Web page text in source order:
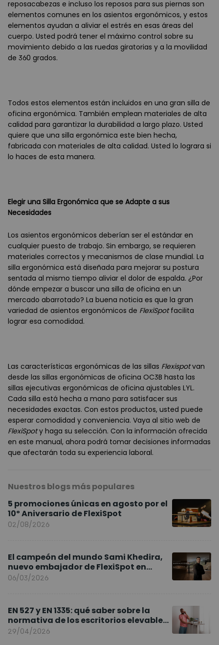
reposacabezas e incluso los reposos para sus piernas son
elementos comunes en los asientos ergonómicos, y estos
elementos ayudan a aliviar el estrés en esas áreas del
cuerpo. Usted podrá tener el máximo control sobre su
movimiento debido a las ruedas giratorias y a la movilidad
de 360 grados.
Todos estos elementos están incluidos en una gran silla de
oficina ergonómica. También emplean materiales de alta
calidad para garantizar la durabilidad a largo plazo. Usted
quiere que una silla ergonómica este bien hecha,
fabricada con materiales de alta calidad. Usted lo lograra si
lo haces de esta manera.
Elegir una Silla Ergonómica que se Adapte a sus
Necesidades
Los asientos ergonómicos deberían ser el estándar en
cualquier puesto de trabajo. Sin embargo, se requieren
materiales correctos y mecanismos de clase mundial. La
silla ergonómica está diseñada para mejorar su postura
sentada al mismo tiempo aliviar el dolor de espalda. ¿Por
dónde empezar a buscar una silla de oficina en un
mercado abarrotado? La buena noticia es que la gran
variedad de asientos ergonómicos de FlexiSpotfacilita
lograr esa comodidad.
Las características ergonómicas de las sillas Flexispotvan
desde las sillas ergonómicas de oficina OC3B hasta las
sillas ejecutivas ergonómicas de oficina ajustables LYL.
Cada silla está hecha a mano para satisfacer sus
necesidades exactas. Con estos productos, usted puede
esperar comodidad y conveniencia. Vaya al sitio web de
FlexiSpoty haga su selección. Con la información ofrecida
en este manual, ahora podrá tomar decisiones informadas
que afectarán toda su experiencia laboral.
Nuestros blogs más populares
5 promociones únicas en agosto por el
10º Aniversario de FlexiSpot
02/08/2026
El campeón del mundo Sami Khedira,
nuevo embajador de FlexiSpot en
Europa
06/03/2026
EN 527 y EN 1335: qué saber sobre la
normativa de los escritorios elevables
y sillas ergonómicas
29/04/2026